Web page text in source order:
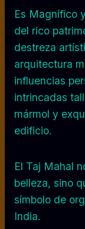
Es Magnífico
del rico
destreza
arquitectura
influencias
intrincadas
mármol y
edificio.
El Taj Mahal
belleza, sino
símbolo de
India.